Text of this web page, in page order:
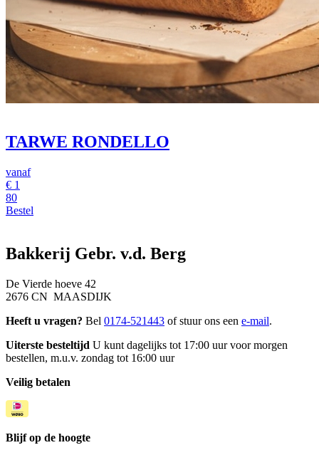
TARWE RONDELLO
vanaf
€ 1
80
Bestel
Bakkerij Gebr. v.d. Berg
De Vierde hoeve 42
2676 CN MAASDIJK
Heeft u vragen? Bel 0174-521443 of stuur ons een e-mail.
Uiterste besteltijd U kunt dagelijks tot 17:00 uur voor morgen
bestellen, m.u.v. zondag tot 16:00 uur
Veilig betalen
Blijf op de hoogte